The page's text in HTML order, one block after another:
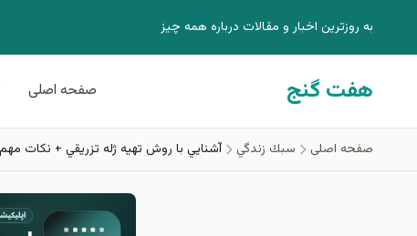
به روزترين اخبار و مقالات درباره همه چيز
هفت گنج صفحه اصلی
صفحه اصلی سبك زندگي آشنايي با روش تهيه ژله تزريقي + نكات مهم